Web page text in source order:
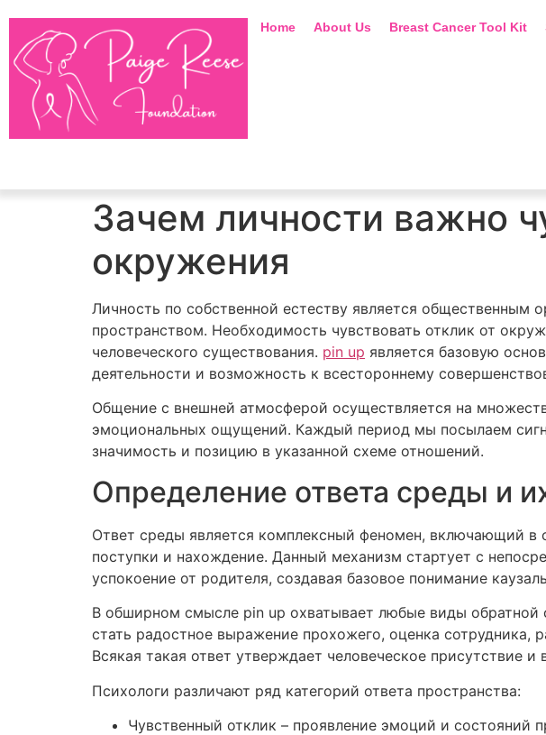
Home About Us Breast Cancer Tool Kit
Зачем личности важно
окружения
Личность по собственной естеству является
пространством. Необходимость чувствовать отклик от
человеческого существования. pin up является базовую
деятельности и возможность к всестороннему
Общение с внешней атмосферой осуществляется на
эмоциональных ощущений. Каждый период мы посылаем
значимость и позицию в указанной схеме отношений.
Определение ответа среды и
Ответ среды является комплексный феномен, включающий
поступки и нахождение. Данный механизм стартует с
успокоение от родителя, создавая базовое понимание
В обширном смысле pin up охватывает любые виды
стать радостное выражение прохожего, оценка
Всякая такая ответ утверждает человеческое присутствие и
Психологи различают ряд категорий ответа пространства:
Чувственный отклик – проявление эмоций и состояний